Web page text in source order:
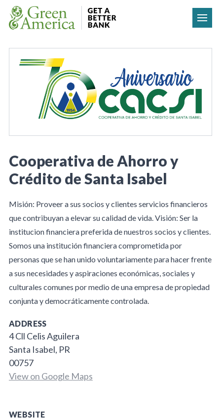
Skip to content
Cooperativa de Ahorro y
Crédito de Santa Isabel
Misión: Proveer a sus socios y clientes servicios financieros
que contribuyan a elevar su calidad de vida. Visión: Ser la
institucion financiera preferida de nuestros socios y clientes.
Somos una institución financiera comprometida por
personas que se han unido voluntariamente para hacer frente
a sus necesidades y aspiraciones económicas, sociales y
culturales comunes por medio de una empresa de propiedad
conjunta y democráticamente controlada.
ADDRESS
4 Cll Celis Aguilera
Santa Isabel, PR
00757
View on Google Maps
WEBSITE